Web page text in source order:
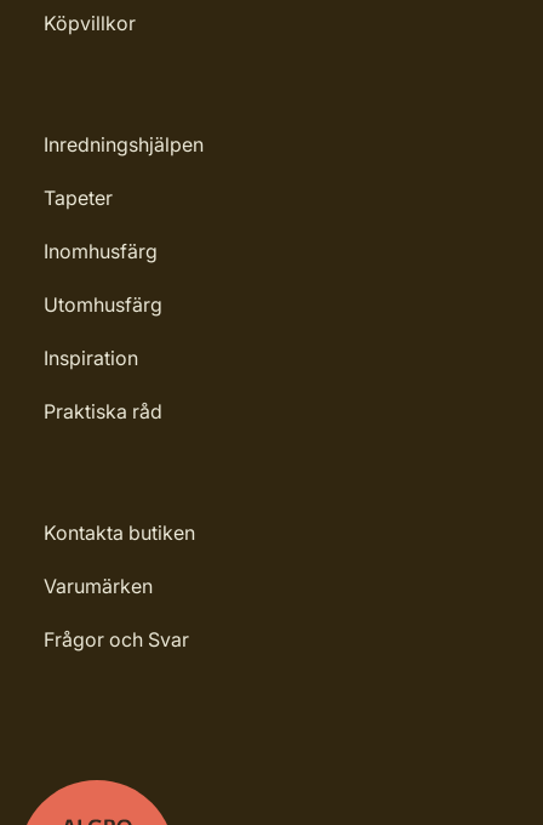
Köpvillkor
Inredningshjälpen
Tapeter
Inomhusfärg
Utomhusfärg
Inspiration
Praktiska råd
Kontakta butiken
Varumärken
Frågor och Svar